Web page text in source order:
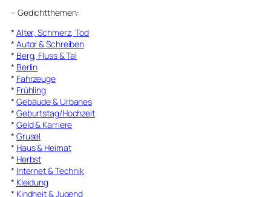
– Gedichtthemen:
* Alter, Schmerz, Tod
* Autor & Schreiben
* Berg, Fluss & Tal
* Berlin
* Fahrzeuge
* Frühling
* Gebäude & Urbanes
* Geburtstag/Hochzeit
* Geld & Karriere
* Grusel
* Haus & Heimat
* Herbst
* Internet & Technik
* Kleidung
* Kindheit & Jugend